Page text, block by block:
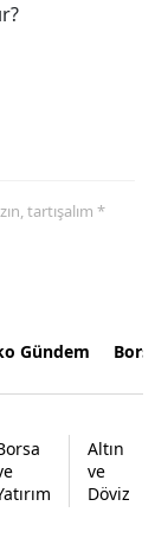
tartışalım *
Gündem
Altın
ve
Döviz